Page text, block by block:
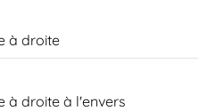
à droite
à droite à l'envers